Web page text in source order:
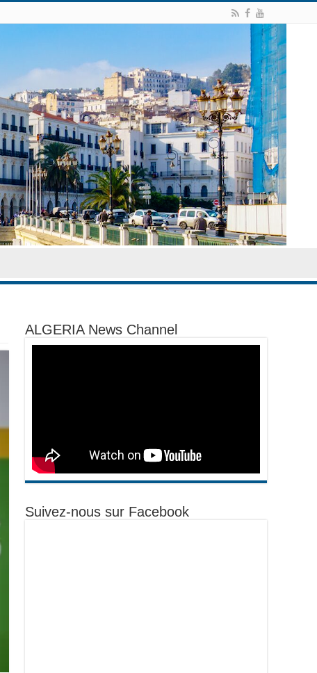
ALGERIA News Channel
Suivez-nous sur Facebook